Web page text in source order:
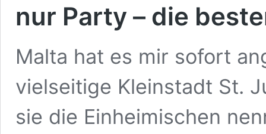
nur Party – die
Malta hat es mir sofort
vielseitige Kleinstadt St.
sie die Einheimischen